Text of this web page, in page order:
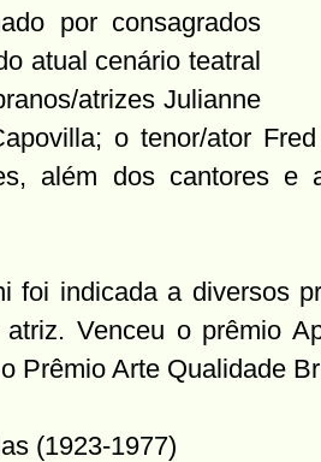
por consagrados
atual cenário teatral
atrizes Julianne
o tenor/ator
além dos cantores e
foi indicada a diversos
Venceu o prêmio
Prêmio Arte Qualidade
(1923-1977)